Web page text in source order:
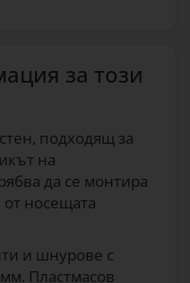
за този
подходящ за
на
да се монтира
от носещата
и шнурове с
Пластмасов